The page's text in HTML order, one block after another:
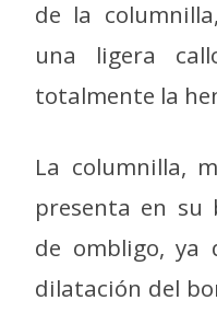
de la
una ligera
totalmente la
La columnilla,
presenta en su
de ombligo, ya
dilatación del